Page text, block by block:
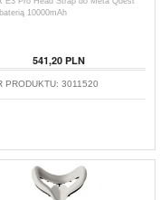
10000mAh
541,20 PLN
PRODUKTU: 3011520